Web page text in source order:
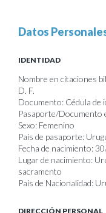
Datos
IDENTIDAD
Nombre en citaciones
D. F.
Documento: Cédula de
Pasaporte/
Sexo: Femenino
País de pasaporte:
Fecha de nacimiento:
Lugar de nacimiento:
sacramento
País de Nacionalidad:
DIRECCIÓN PERSONAL